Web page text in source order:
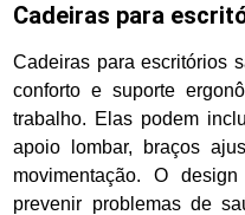
Cadeiras para
Cadeiras para escritórios
conforto e suporte
trabalho. Elas podem
apoio lombar, braços
movimentação. O
prevenir problemas de